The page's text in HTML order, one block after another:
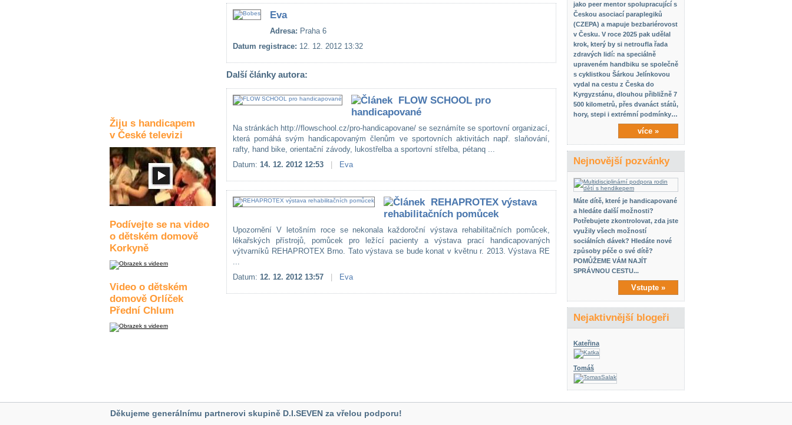
Žiju s handicapem
v České televizi
Podívejte se na video
o dětském domově
Korkyně
Video o dětském
domově Orlíček
Přední Chlum
Eva
Adresa: Praha 6
Datum registrace: 12. 12. 2012 13:32
Další články autora:
FLOW SCHOOL pro
handicapované
Na stránkách http://flowschool.cz/pro-handicapovane/ se seznámíte se sportovní organizací,
která pomáhá svým handicapovaným členům ve sportovních aktivitách např. slaňování,
rafty, hand bike, orientační závody, lukostřelba a sportovní střelba, pétanq ...
Datum: 14. 12. 2012 12:53 Eva
REHAPROTEX výstava
rehabilitačních pomůcek
Upozornění V letošním roce se nekonala každoroční výstava rehabilitačních pomůcek,
lékařských přístrojů, pomůcek pro ležící pacienty a výstava prací handicapovaných
výtvarníků REHAPROTEX Brno. Tato výstava se bude konat v květnu r. 2013. Výstava RE
...
Datum: 12. 12. 2012 13:57 Eva
jako peer mentor spolupracující s
Českou asociací paraplegiků
(CZEPA) a mapuje bezbariérovost
v Česku. V roce 2025 pak udělal
krok, který by si netroufla řada
zdravých lidí: na speciálně
upraveném handbiku se společně
s cyklistkou Šárkou Jelínkovou
vydal na cestu z Česka do
Kyrgyzstánu, dlouhou přibližně 7
500 kilometrů, přes dvanáct států,
hory, stepi i extrémní podmínky…
více »
Nejnovější pozvánky
Máte dítě, které je handicapované
a hledáte další možnosti?
Potřebujete zkontrolovat, zda jste
využily všech možností
sociálních dávek? Hledáte nové
způsoby péče o své dítě?
POMŮŽEME VÁM NAJÍT
SPRÁVNOU CESTU...
Vstupte »
Nejaktivnější blogeři
Kateřina
Tomáš
Děkujeme generálnímu partnerovi skupině D.I.SEVEN za vřelou podporu!